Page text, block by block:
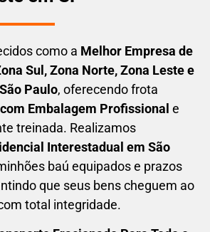
como a Melhor Empresa de
Sul, Zona Norte, Zona Leste e
Paulo, oferecendo frota
Embalagem Profissional e
treinada. Realizamos
Interestadual em São
baú equipados e prazos
que seus bens cheguem ao
total integridade.